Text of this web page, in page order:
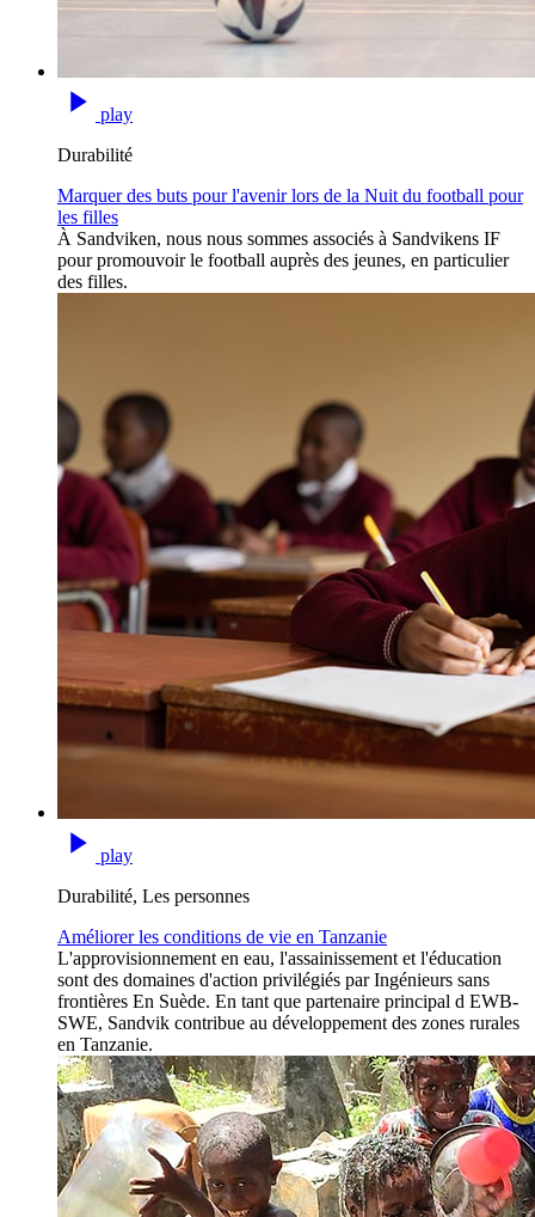
play
Durabilité
Marquer des buts pour l'avenir lors de la Nuit du football pour
les filles
À Sandviken, nous nous sommes associés à Sandvikens IF
pour promouvoir le football auprès des jeunes, en particulier
des filles.
play
Durabilité, Les personnes
Améliorer les conditions de vie en Tanzanie
L'approvisionnement en eau, l'assainissement et l'éducation
sont des domaines d'action privilégiés par Ingénieurs sans
frontières En Suède. En tant que partenaire principal d EWB-
SWE, Sandvik contribue au développement des zones rurales
en Tanzanie.